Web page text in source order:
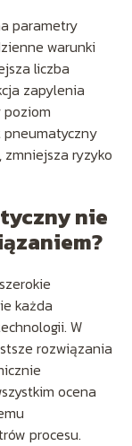
parametry
warunki
liczba
zapylenia
poziom
pneumatyczny
ryzyko
nie
każda
W
rozwiązania
ocena
procesu.